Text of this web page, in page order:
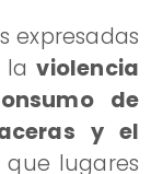
expresadas
laviolencia
de
y el
que lugares